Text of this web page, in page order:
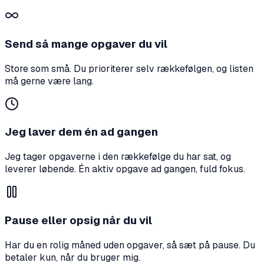
Send så mange opgaver du vil
Store som små. Du prioriterer selv rækkefølgen, og listen
må gerne være lang.
Jeg laver dem én ad gangen
Jeg tager opgaverne i den rækkefølge du har sat, og
leverer løbende. Én aktiv opgave ad gangen, fuld fokus.
Pause eller opsig når du vil
Har du en rolig måned uden opgaver, så sæt på pause. Du
betaler kun, når du bruger mig.